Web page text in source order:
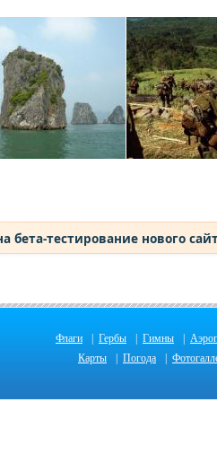
бета-тестирование нового
Флаги Гербы Гимны
Карты
Погода